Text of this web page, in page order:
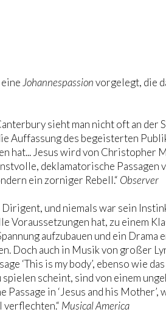
Johannespassionvorgelegt, die
sieht man nicht oft an
Auffassung des begeisterten
hat... Jesus wird von Christopher
deklamatorische
ein zorniger Rebell.“ Observer
Dirigent, und niemals war sein
Voraussetzungen hat, zu einem
aufzubauen und ein Drama
Doch auch in Musik von großer
‘This is my body’, ebenso wie
scheint, sind von einem
in ‘Jesus and his
Musical America